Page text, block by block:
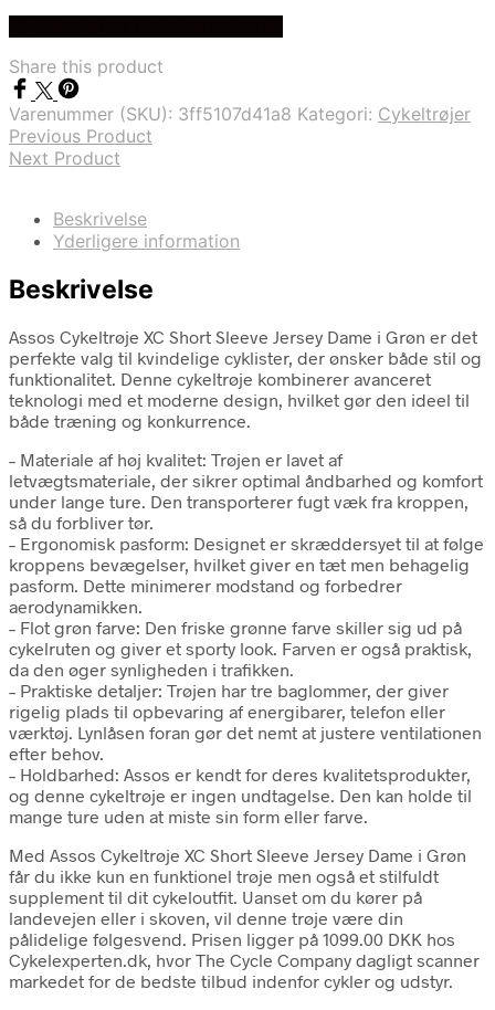
kr. 1.099,00.
Share this product
Varenummer (SKU): 3ff5107d41a8 Kategori: Cykeltrøjer
Previous Product
Next Product
Beskrivelse
Yderligere information
Beskrivelse
Assos Cykeltrøje XC Short Sleeve Jersey Dame i Grøn er det
perfekte valg til kvindelige cyklister, der ønsker både stil og
funktionalitet. Denne cykeltrøje kombinerer avanceret
teknologi med et moderne design, hvilket gør den ideel til
både træning og konkurrence.
– Materiale af høj kvalitet: Trøjen er lavet af
letvægtsmateriale, der sikrer optimal åndbarhed og komfort
under lange ture. Den transporterer fugt væk fra kroppen,
så du forbliver tør.
– Ergonomisk pasform: Designet er skræddersyet til at følge
kroppens bevægelser, hvilket giver en tæt men behagelig
pasform. Dette minimerer modstand og forbedrer
aerodynamikken.
– Flot grøn farve: Den friske grønne farve skiller sig ud på
cykelruten og giver et sporty look. Farven er også praktisk,
da den øger synligheden i trafikken.
– Praktiske detaljer: Trøjen har tre baglommer, der giver
rigelig plads til opbevaring af energibarer, telefon eller
værktøj. Lynlåsen foran gør det nemt at justere ventilationen
efter behov.
– Holdbarhed: Assos er kendt for deres kvalitetsprodukter,
og denne cykeltrøje er ingen undtagelse. Den kan holde til
mange ture uden at miste sin form eller farve.
Med Assos Cykeltrøje XC Short Sleeve Jersey Dame i Grøn
får du ikke kun en funktionel trøje men også et stilfuldt
supplement til dit cykeloutfit. Uanset om du kører på
landevejen eller i skoven, vil denne trøje være din
pålidelige følgesvend. Prisen ligger på 1099.00 DKK hos
Cykelexperten.dk, hvor The Cycle Company dagligt scanner
markedet for de bedste tilbud indenfor cykler og udstyr.